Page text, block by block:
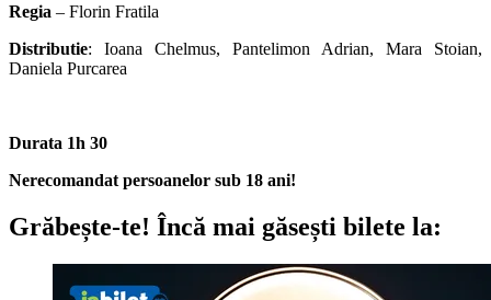
Regia – Florin Fratila
Distributie: Ioana Chelmus, Pantelimon Adrian, Mara Stoian,
Daniela Purcarea
Durata 1h 30
Nerecomandat persoanelor sub 18 ani!
Grăbește-te! Încă mai găsești bilete la: